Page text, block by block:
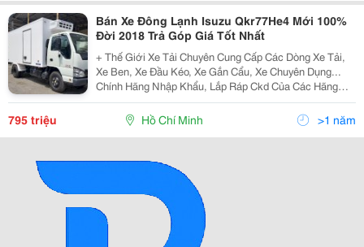
Bán Xe Đông Lạnh Isuzu Qkr77He4 Mới 100%
Đời 2018 Trả Góp Giá Tốt Nhất
+ Thế Giới Xe Tải Chuyên Cung Cấp Các Dòng Xe Tải,
Xe Ben, Xe Đầu Kéo, Xe Gắn Cẩu, Xe Chuyên Dụng...
Chính Hãng Nhập Khẩu, Lắp Ráp Ckd Của Các Hãng
Thương Hiệu Isuzu, Hino, Fuso, Hyundai, Daewoo,
Teraco... Cam Kết Hỗ Trợ Trả Góp Lên Đến 90% Giá Trị X
795 triệu Hồ Chí Minh >1 năm